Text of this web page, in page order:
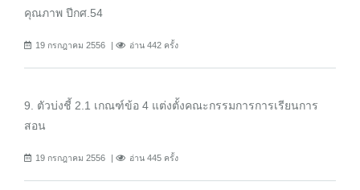
คุณภาพ ปีกศ.54
19 กรกฎาคม 2556 อ่าน 442 ครั้ง
9. ตัวบ่งชี้ 2.1 เกณฑ์ข้อ 4 แต่งตั้งคณะกรรมการการเรียนการ
สอน
19 กรกฎาคม 2556 อ่าน 445 ครั้ง